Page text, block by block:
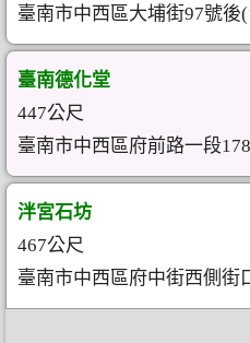
臺南市中西區大埔街97號後
臺南德化堂
447公尺
臺南市中西區府前路一段
泮宮石坊
467公尺
臺南市中西區府中街西側街